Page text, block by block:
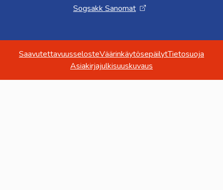
Sogsakk Sanomat
SaavutettavuusselosteVäärinkäytösepäilytTietosuoja
Asiakirjajulkisuuskuvaus